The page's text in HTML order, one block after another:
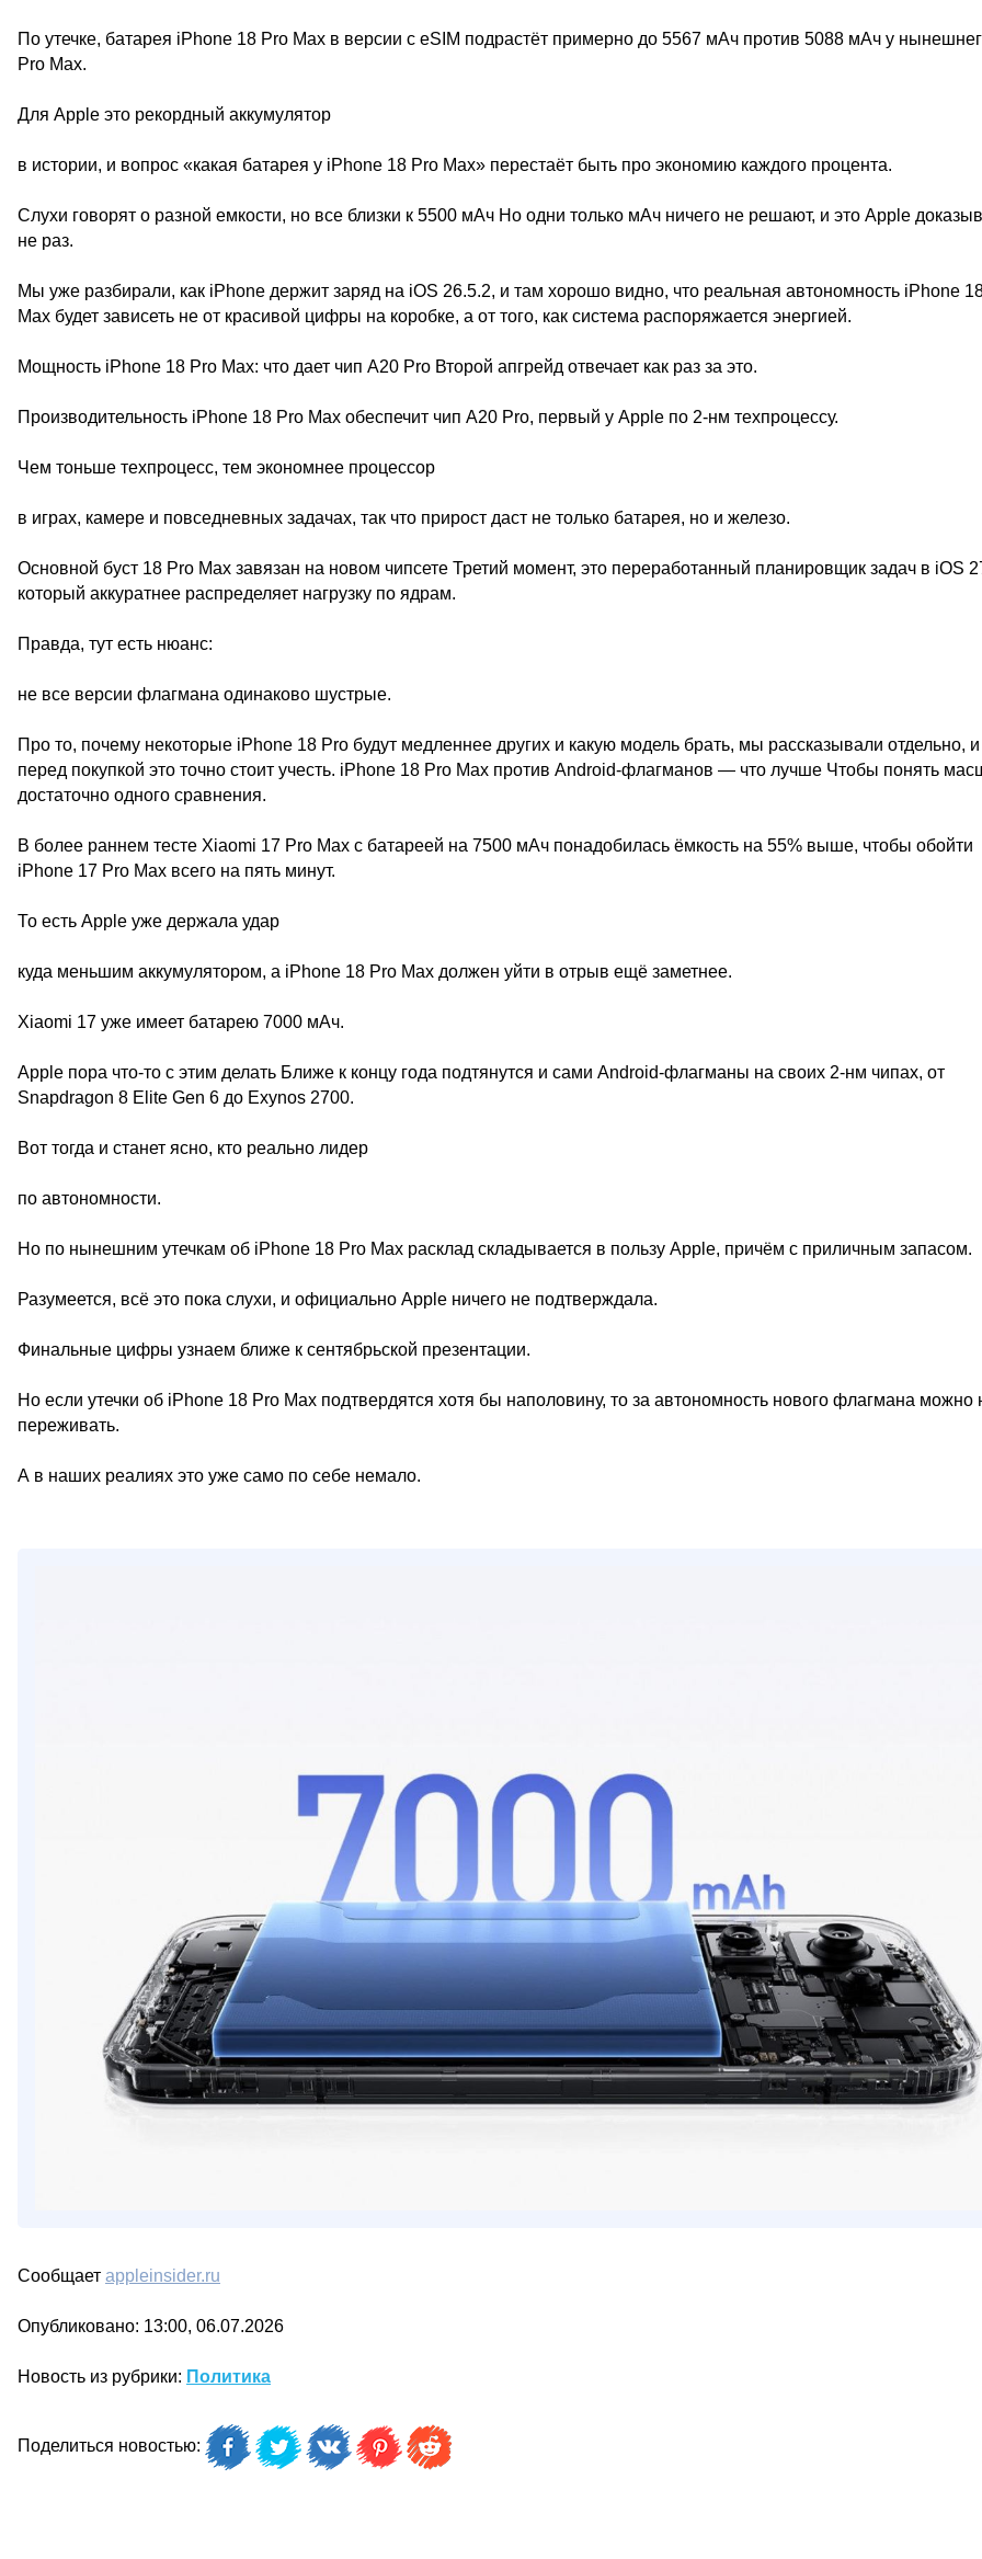
По утечке, батарея iPhone 18 Pro Max в версии с eSIM подрастёт примерно до 5567 мАч против 5088 мАч у
Pro Max.
Для Apple это рекордный аккумулятор
в истории, и вопрос «какая батарея у iPhone 18 Pro Max» перестаёт быть про экономию каждого процента.
Слухи говорят о разной емкости, но все близки к 5500 мАч Но одни только мАч ничего не решают, и это Apple
не раз.
Мы уже разбирали, как iPhone держит заряд на iOS 26.5.2, и там хорошо видно, что реальная автономность iPhone
Max будет зависеть не от красивой цифры на коробке, а от того, как система распоряжается энергией.
Мощность iPhone 18 Pro Max: что дает чип A20 Pro Второй апгрейд отвечает как раз за это.
Производительность iPhone 18 Pro Max обеспечит чип A20 Pro, первый у Apple по 2-нм техпроцессу.
Чем тоньше техпроцесс, тем экономнее процессор
в играх, камере и повседневных задачах, так что прирост даст не только батарея, но и железо.
Основной буст 18 Pro Max завязан на новом чипсете Третий момент, это переработанный планировщик задач в iOS
который аккуратнее распределяет нагрузку по ядрам.
Правда, тут есть нюанс:
не все версии флагмана одинаково шустрые.
Про то, почему некоторые iPhone 18 Pro будут медленнее других и какую модель брать, мы рассказывали отдельно, и
перед покупкой это точно стоит учесть. iPhone 18 Pro Max против Android-флагманов — что лучше Чтобы понять
достаточно одного сравнения.
В более раннем тесте Xiaomi 17 Pro Max с батареей на 7500 мАч понадобилась ёмкость на 55% выше, чтобы обойти
iPhone 17 Pro Max всего на пять минут.
То есть Apple уже держала удар
куда меньшим аккумулятором, а iPhone 18 Pro Max должен уйти в отрыв ещё заметнее.
Xiaomi 17 уже имеет батарею 7000 мАч.
Apple пора что-то с этим делать Ближе к концу года подтянутся и сами Android-флагманы на своих 2-нм чипах, от
Snapdragon 8 Elite Gen 6 до Exynos 2700.
Вот тогда и станет ясно, кто реально лидер
по автономности.
Но по нынешним утечкам об iPhone 18 Pro Max расклад складывается в пользу Apple, причём с приличным запасом.
Разумеется, всё это пока слухи, и официально Apple ничего не подтверждала.
Финальные цифры узнаем ближе к сентябрьской презентации.
Но если утечки об iPhone 18 Pro Max подтвердятся хотя бы наполовину, то за автономность нового флагмана можно
переживать.
А в наших реалиях это уже само по себе немало.
Сообщает appleinsider.ru
Опубликовано: 13:00, 06.07.2026
Новость из рубрики: Политика
Поделиться новостью: